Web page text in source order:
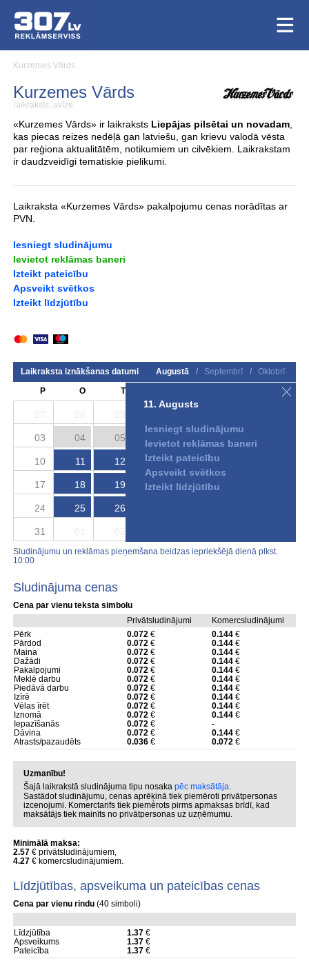
Kurzemes Vārds
Kurzemes Vārds
laikraksts, avīze
«Kurzemes Vārds» ir laikraksts Liepājas pilsētai un novadam,
kas piecas reizes nedēļā gan latviešu, gan krievu valodā vēsta
par reģiona aktualitātēm, notikumiem un cilvēkiem. Laikrakstam
ir daudzveidīgi tematiskie pielikumi.
Laikraksta «Kurzemes Vārds» pakalpojumu cenas norādītas ar
PVN.
Iesniegt sludinājumu
Ievietot reklāmas baneri
Izteikt pateicību
Apsveikt svētkos
Izteikt līdzjūtību
Laikraksta iznākšanas datumi Augustā / Septembrī /
Oktobrī
P
O T S
03 04 05 06 07
10 11 12 13 14
17 18 19 20 21
24 25 26
31
11. Augusts
Iesniegt sludinājumu
Ievietot reklāmas baneri
Izteikt pateicību
Apsveikt svētkos
Izteikt līdzjūtību
Sludinājumu un reklāmas pieņemšana beidzas iepriekšējā dienā plkst.
10:00
Sludinājuma cenas
Cena par vienu teksta simbolu
Privātsludinājumi
Komercsludinājumi
Pērk
0.072€ 0.144€
Pārdod
0.072€ 0.144€
Maina
0.072€ 0.144€
Dažādi
0.072€ 0.144€
Pakalpojumi
0.072€ 0.144€
Meklē darbu
0.072€ 0.144€
Piedāvā darbu
0.072€ 0.144€
Izīrē
0.072€ 0.144€
Vēlas īrēt
0.072€ 0.144€
Iznomā
0.072€ 0.144€
Iepazīšanās
0.072€
-
Dāvina
0.072€ 0.144€
Atrasts/pazaudēts
0.036€ 0.072€
Uzmanību!
Šajā laikrakstā sludinājuma tipu nosaka pēc maksātāja.
Sastādot sludinājumu, cenas aprēķinā tiek piemēroti privātpersonas
izcenojumi. Komerctarifs tiek piemērots pirms apmaksas brīdī, kad
maksātājs tiek mainīts no privātpersonas uz uzņēmumu.
Minimālā maksa:
2.57€ privātsludinājumiem,
4.27€ komercsludinājumiem.
Līdzjūtības, apsveikuma un pateicības cenas
Cena par vienu rindu (40 simboli)
Līdzjūtība 1.37€
Apsveikums
1.37€
Pateicība
1.37€